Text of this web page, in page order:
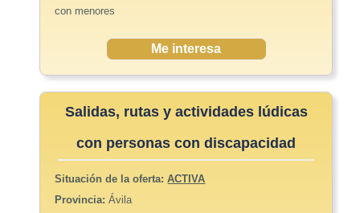
con menores
Me interesa
Salidas, rutas y actividades lúdicas
con personas con discapacidad
Situación de la oferta:ACTIVA
Provincia:Ávila